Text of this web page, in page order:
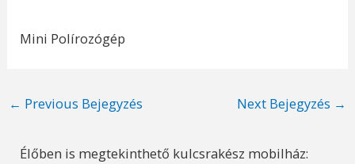
Mini Polírozógép
Post
← Previous Bejegyzés Next Bejegyzés →
Élőben is megtekinthető kulcsrakész mobilház: